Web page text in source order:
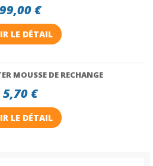
99,00 €
LE DÉTAIL
MOUSSE DE RECHANGE
5,70 €
LE DÉTAIL